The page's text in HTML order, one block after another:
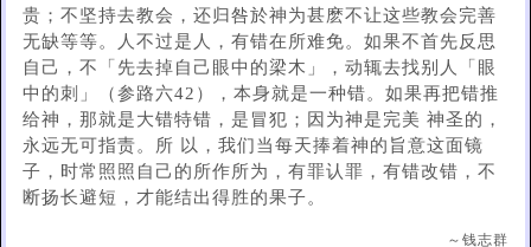
贵；不坚持去教会，还归咎於神为甚麽不让这些教会完善
无缺等等。人不过是人，有错在所难免。如果不首先反思
自己，不「先去掉自己眼中的梁木」，动辄去找别人「眼
中的刺」（参路六42），本身就是一种错。如果再把错推
给神，那就是大错特错，是冒犯；因为神是完美 神圣的，
永远无可指责。所 以，我们当每天捧着神的旨意这面镜
子，时常照照自己的所作所为，有罪认罪，有错改错，不
断扬长避短，才能结出得胜的果子。
～钱志群